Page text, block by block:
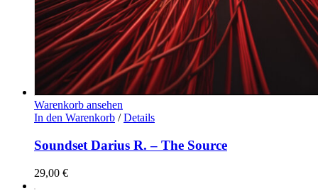
Warenkorb ansehen
In den Warenkorb / Details
Soundset Darius R. – The Source
29,00 €